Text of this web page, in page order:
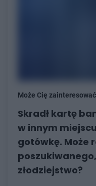
Może Cię
Skradł kartę
w innym
gotówkę. Może
złodziejstwo?